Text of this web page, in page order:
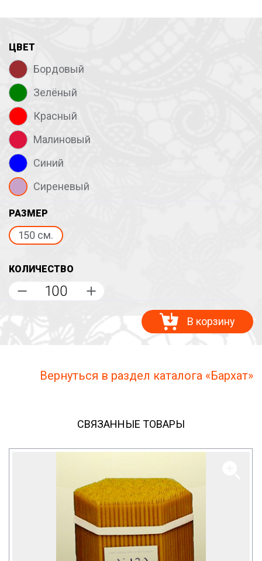
ЦВЕТ
Бордовый
Зелёный
Красный
Малиновый
Синий
Сиреневый
РАЗМЕР
150 см.
КОЛИЧЕСТВО
В корзину
Вернуться в раздел каталога «Бархат»
СВЯЗАННЫЕ ТОВАРЫ